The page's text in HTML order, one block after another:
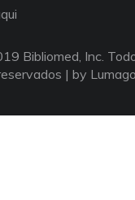
Bibliomed, Inc.
| by Lumago